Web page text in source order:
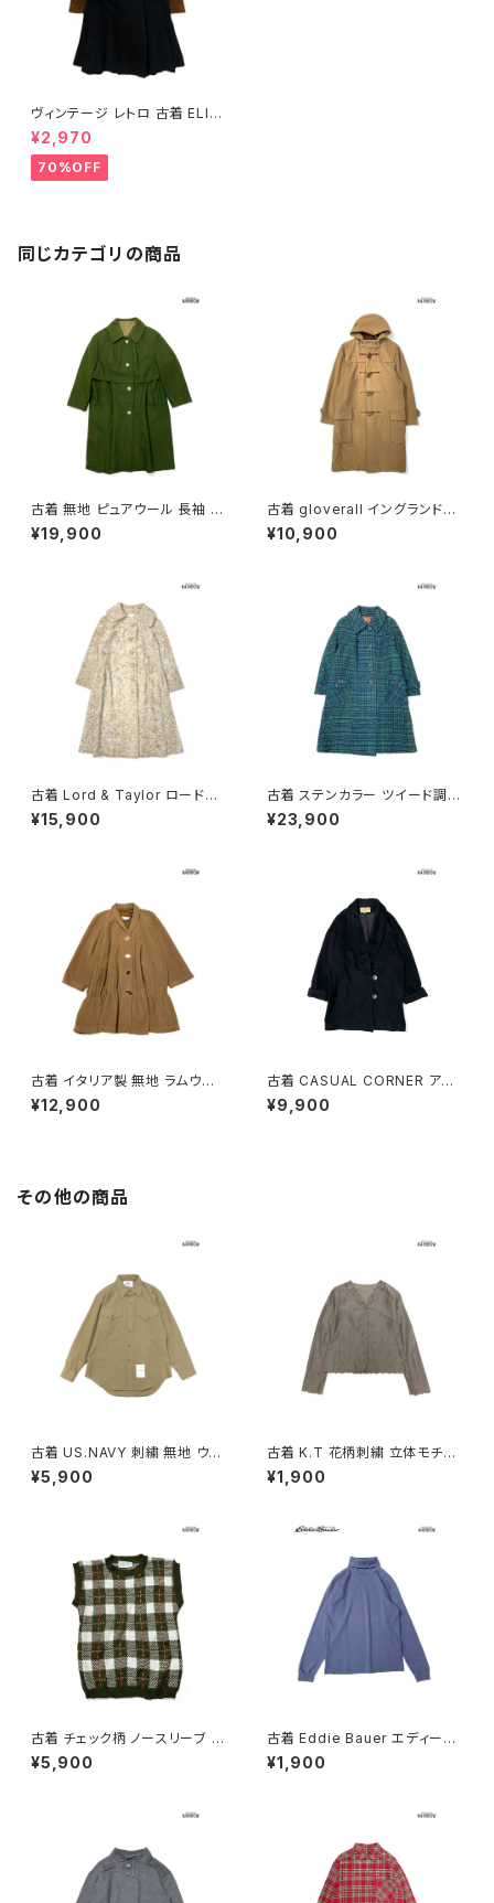
ヴィンテージ レトロ 古着 ELIT
E Juniors styled by Lula ユ
ニオンメイド アウター ウールコ
ート 茶 紺 (ttu2311100)
¥2,970
70%OFF
同じカテゴリの商品
古着 無地 ピュアウール 長袖 ア
ウター ヘビーコート モスグリー
ン (ttu2510252)
¥19,900
古着 gloverall イングランド製
前開き 無地 ウール 長袖 アウタ
ー ダッフルコート ヘビーコート
¥10,900
古着 Lord & Taylor ロード＆
テイラー 前開き 無地 ボア フェ
イクファー 長袖 アウター ヘビ
¥15,900
古着 ステンカラー ツイード調
前開き チェック柄 ウール 長袖
アウター ヘビーコート 緑 (ttu2
¥23,900
古着 イタリア製 無地 ラムウー
ル アンゴラ 長袖 アウター ヘビ
ーコート 茶 (ttu2511072)
¥12,900
古着 CASUAL CORNER アメ
リカ製 前開き 無地 ウール 長袖
アウター ヘビーコート 黒 (ttu2
¥9,900
その他の商品
古着 US.NAVY 刺繍 無地 ウー
ル 長袖 シャツ 茶 (ttu250104
1)
¥5,900
古着 K.T 花柄刺繍 立体モチー
フ 前開き 無地 リネン 長袖 ブラ
ウス こげ茶 (ttu2509069)
¥1,900
古着 チェック柄 ノースリーブ ベ
スト 緑 (ttu2501125)
¥5,900
古着 Eddie Bauer エディーバ
ウアー タートルネック 無地 コッ
トン100％ 長袖 Ｔシャツ くすみ
¥1,900